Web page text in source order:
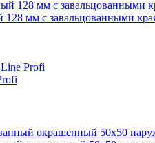
128 мм с завальцованными